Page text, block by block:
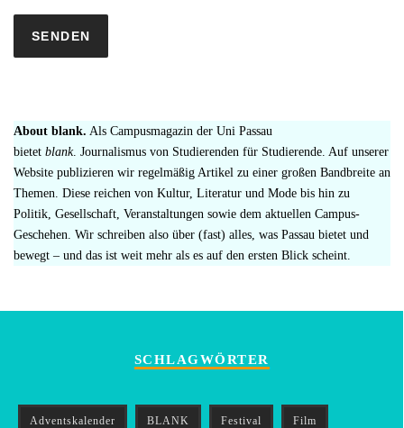
About blank. Als Campusmagazin der Uni Passau
bietet blank. Journalismus von Studierenden für Studierende. Auf unserer
Website publizieren wir regelmäßig Artikel zu einer großen Bandbreite an
Themen. Diese reichen von Kultur, Literatur und Mode bis hin zu
Politik, Gesellschaft, Veranstaltungen sowie dem aktuellen Campus-
Geschehen. Wir schreiben also über (fast) alles, was Passau bietet und
bewegt – und das ist weit mehr als es auf den ersten Blick scheint.
SCHLAGWÖRTER
Adventskalender BLANK Festival Film